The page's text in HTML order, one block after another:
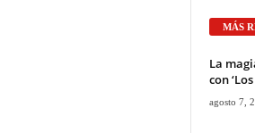
MÁS
La
con
agosto 7,